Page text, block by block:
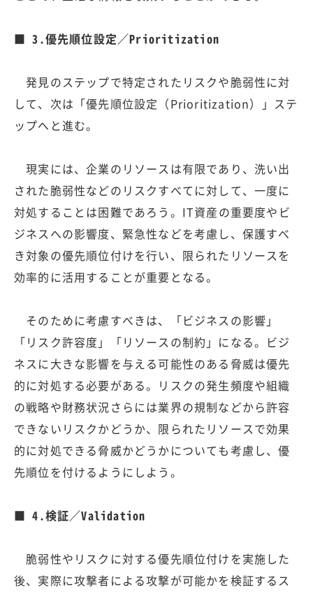
■ 3.優先順位設定／Prioritization
発見のステップで特定されたリスクや脆弱性に対
して、次は「優先順位設定（Prioritization）」ステ
ップへと進む。
現実には、企業のリソースは有限であり、洗い出
された脆弱性などのリスクすべてに対して、一度に
対処することは困難であろう。IT資産の重要度やビ
ジネスへの影響度、緊急性などを考慮し、保護すべ
き対象の優先順位付けを行い、限られたリソースを
効率的に活用することが重要となる。
そのために考慮すべきは、「ビジネスの影響」
「リスク許容度」「リソースの制約」になる。ビジ
ネスに大きな影響を与える可能性のある脅威は優先
的に対処する必要がある。リスクの発生頻度や組織
の戦略や財務状況さらには業界の規制などから許容
できないリスクかどうか、限られたリソースで効果
的に対処できる脅威かどうかについても考慮し、優
先順位を付けるようにしよう。
■ 4.検証／Validation
脆弱性やリスクに対する優先順位付けを実施した
後、実際に攻撃者による攻撃が可能かを検証するス